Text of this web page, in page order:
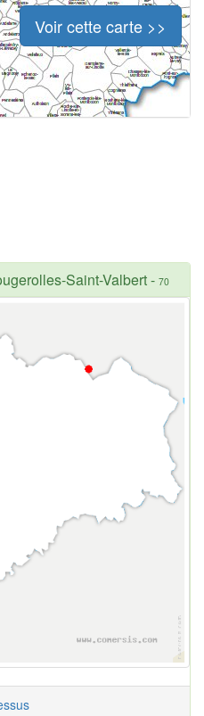
Voir cette carte >>
Saint-Valbert- 70